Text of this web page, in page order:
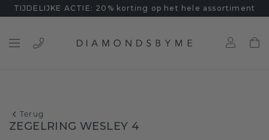
TIJDELIJKE ACTIE: 20% korting op het hele assortiment
Terug
ZEGELRING WESLEY 4